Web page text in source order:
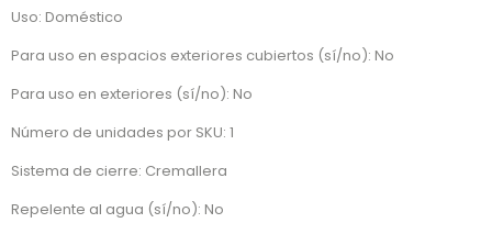
Uso: Doméstico
Para uso en espacios exteriores cubiertos (sí/no): No
Para uso en exteriores (sí/no): No
Número de unidades por SKU: 1
Sistema de cierre: Cremallera
Repelente al agua (sí/no): No